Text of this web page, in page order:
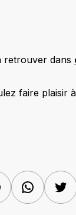
retrouver dans
faire plaisir
Facebook